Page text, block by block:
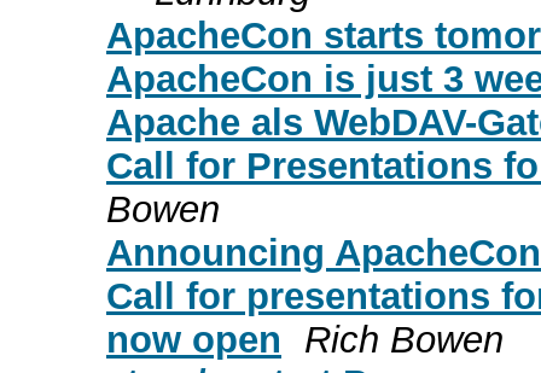
ApacheCon starts
ApacheCon is just 3
Apache als WebDAV-
Call for Presentations
Bowen
Announcing
Call for presentations
now open
Rich Bowen